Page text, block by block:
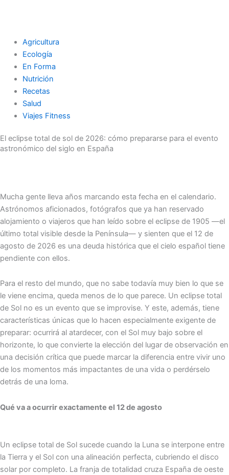
Agricultura
Ecología
En Forma
Nutrición
Recetas
Salud
Viajes Fitness
El eclipse total de sol de 2026: cómo prepararse para el evento
astronómico del siglo en España
Mucha gente lleva años marcando esta fecha en el calendario.
Astrónomos aficionados, fotógrafos que ya han reservado
alojamiento o viajeros que han leído sobre el eclipse de 1905 —el
último total visible desde la Península— y sienten que el 12 de
agosto de 2026 es una deuda histórica que el cielo español tiene
pendiente con ellos.
Para el resto del mundo, que no sabe todavía muy bien lo que se
le viene encima, queda menos de lo que parece. Un eclipse total
de Sol no es un evento que se improvise. Y este, además, tiene
características únicas que lo hacen especialmente exigente de
preparar: ocurrirá al atardecer, con el Sol muy bajo sobre el
horizonte, lo que convierte la elección del lugar de observación en
una decisión crítica que puede marcar la diferencia entre vivir uno
de los momentos más impactantes de una vida o perdérselo
detrás de una loma.
Qué va a ocurrir exactamente el 12 de agosto
Un eclipse total de Sol sucede cuando la Luna se interpone entre
la Tierra y el Sol con una alineación perfecta, cubriendo el disco
solar por completo. La franja de totalidad cruza España de oeste